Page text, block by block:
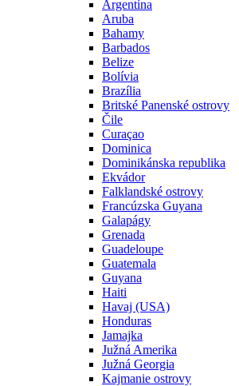
Argentína
Aruba
Bahamy
Barbados
Belize
Bolívia
Brazília
Britské Panenské ostrovy
Čile
Curaçao
Dominica
Dominikánska republika
Ekvádor
Falklandské ostrovy
Francúzska Guyana
Galapágy
Grenada
Guadeloupe
Guatemala
Guyana
Haiti
Havaj (USA)
Honduras
Jamajka
Južná Amerika
Južná Georgia
Kajmanie ostrovy